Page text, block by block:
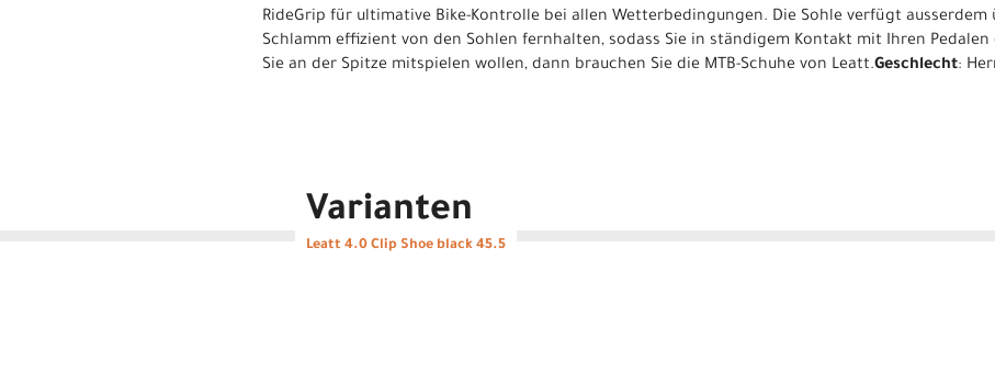
RideGrip für ultimative Bike-Kontrolle bei allen Wetterbedingungen. Die Sohle verfügt ausserdem
Schlamm effizient von den Sohlen fernhalten, sodass Sie in ständigem Kontakt mit Ihren
Sie an der Spitze mitspielen wollen, dann brauchen Sie die MTB-Schuhe von Leatt.Geschlecht:
Varianten
Leatt 4.0 Clip Shoe black 45.5